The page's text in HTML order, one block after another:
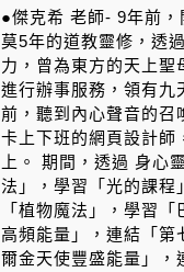
●傑克希 老師- 9年前
莫5年的道教靈修，透
力，曾為東方的天上
進行辦事服務，領有
前，聽到內心聲音的召
卡上下班的網頁設計師
上。 期間，透過 身心
法」，學習「光的課程
「植物魔法」，學習
高頻能量」，連結「第
爾金天使豐盛能量」，